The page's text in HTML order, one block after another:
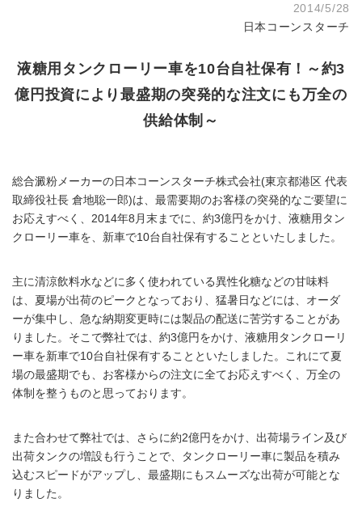
2014/5/28
日本コーンスターチ
液糖用タンクローリー車を10台自社保有！～約3
億円投資により最盛期の突発的な注文にも万全の
供給体制～
総合澱粉メーカーの日本コーンスターチ株式会社(東京都港区 代表
取締役社長 倉地聡一郎)は、最需要期のお客様の突発的なご要望に
お応えすべく、2014年8月末までに、約3億円をかけ、液糖用タン
クローリー車を、新車で10台自社保有することといたしました。
主に清涼飲料水などに多く使われている異性化糖などの甘味料
は、夏場が出荷のピークとなっており、猛暑日などには、オーダ
ーが集中し、急な納期変更時には製品の配送に苦労することがあ
りました。そこで弊社では、約3億円をかけ、液糖用タンクローリ
ー車を新車で10台自社保有することといたしました。これにて夏
場の最盛期でも、お客様からの注文に全てお応えすべく、万全の
体制を整うものと思っております。
また合わせて弊社では、さらに約2億円をかけ、出荷場ライン及び
出荷タンクの増設も行うことで、タンクローリー車に製品を積み
込むスピードがアップし、最盛期にもスムーズな出荷が可能とな
りました。